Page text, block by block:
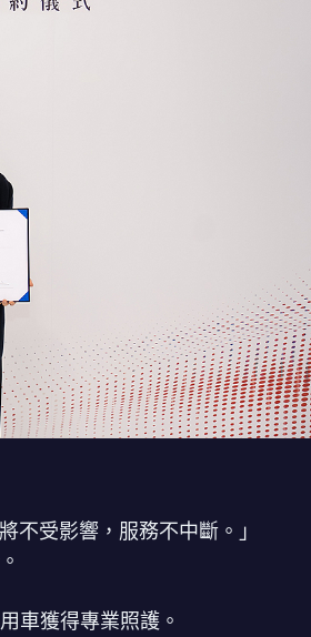
受影響，服務不中斷。」
車獲得專業照護。